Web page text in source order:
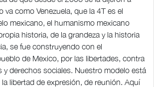
va como Venezuela, que la 4T es el
mexicano, el humanismo mexicano
historia, de la grandeza y la historia
se fue construyendo con el
de Mexico, por las libertades, contra
y derechos sociales. Nuestro modelo está
libertad de expresión, de reunión. Aquí